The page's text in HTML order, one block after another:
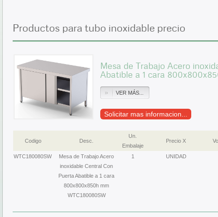
Productos para tubo inoxidable precio
Mesa de Trabajo Acero
Abatible a 1 cara
VER MÁS...
Solicitar mas informacion...
Codigo Desc.
Un.
Embalaje
Precio X
WTC180080SW
Mesa de Trabajo Acero
inoxidable Central Con
Puerta Abatible a 1 cara
800x800x850h mm
WTC180080SW
1 UNIDAD